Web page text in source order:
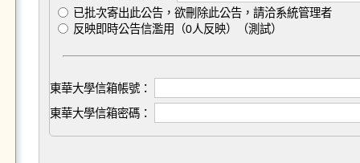
已批次寄出此公告，欲刪除此公告，請洽系統管理者
反映即時公告信濫用（0人反映）（測試）
東華大學信箱帳號：
東華大學信箱密碼：